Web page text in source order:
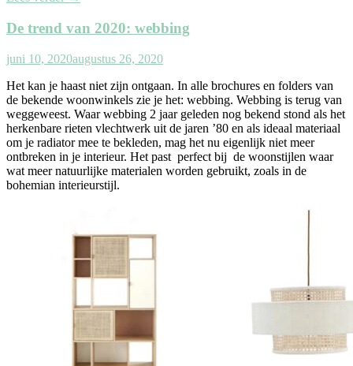
De trend van 2020: webbing
juni 10, 2020augustus 26, 2020
Het kan je haast niet zijn ontgaan. In alle brochures en folders van
de bekende woonwinkels zie je het: webbing. Webbing is terug van
weggeweest. Waar webbing 2 jaar geleden nog bekend stond als het
herkenbare rieten vlechtwerk uit de jaren ’80 en als ideaal materiaal
om je radiator mee te bekleden, mag het nu eigenlijk niet meer
ontbreken in je interieur. Het past perfect bij de woonstijlen waar
wat meer natuurlijke materialen worden gebruikt, zoals in de
bohemian interieurstijl.